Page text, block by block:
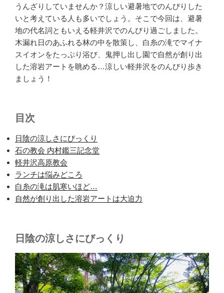
うんざりしていませんか？涼しい避暑地でのんびりした
いと考えている人も多いでしょう。そこで今回は、避暑
地の代名詞ともいえる軽井沢でのんびり過ごしました。
木漏れ日のあふれる林の中を散策し、白糸の滝でマイナ
スイオンをたっぷり浴び、鬼押し出し園で自然が創り出
した溶岩アートを眺める…涼しい軽井沢をのんびり歩き
ましょう！
目次
日陰の涼しさにびっくり
石の教会 内村鑑三記念堂
軽井沢高原教会
ランチは悩みどころ
白糸の滝は肌寒いほど…
自然が創り出した溶岩アートは大迫力
日陰の涼しさにびっくり